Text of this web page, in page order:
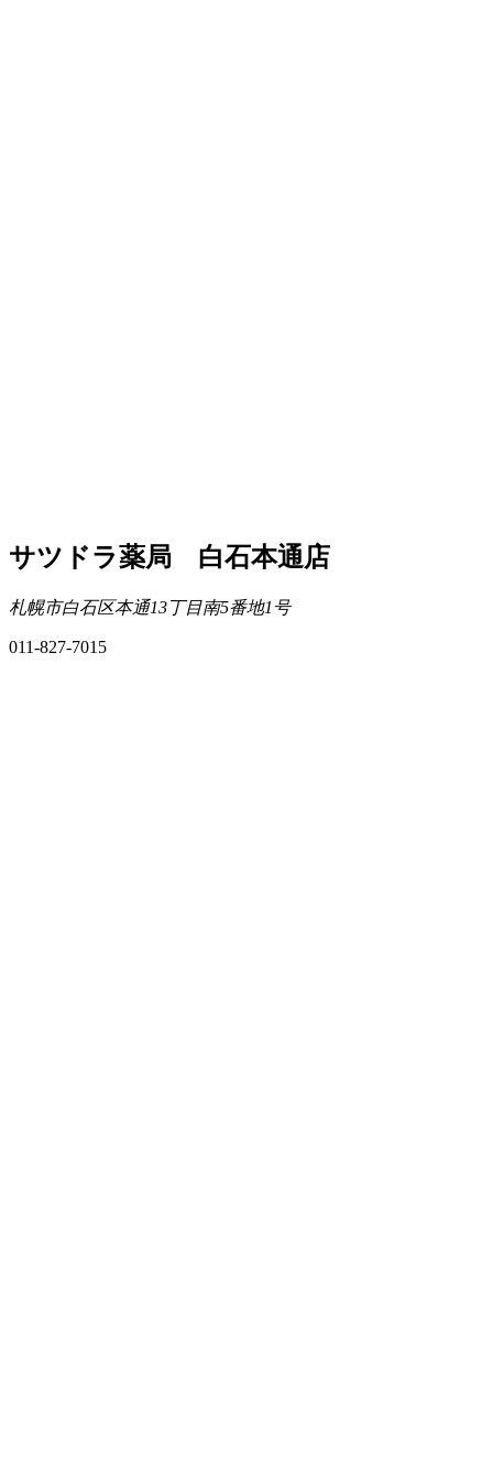
サツドラ薬局 白石本通店
札幌市白石区本通13丁目南5番地1号
011-827-7015